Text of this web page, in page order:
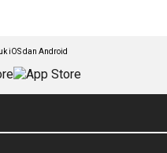
iOS dan Android